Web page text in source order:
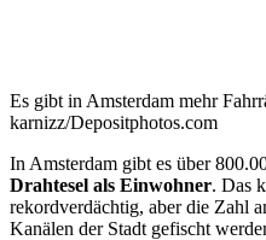
Es gibt in Amsterdam mehr
karnizz/Depositphotos.com
In Amsterdam gibt es über
Drahtesel als Einwohner. Das
rekordverdächtig, aber die Zahl
Kanälen der Stadt gefischt